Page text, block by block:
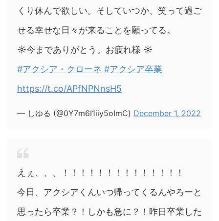
くり休んで欲しい。そしていつか、笑って過ご
せる幸せな日々が来ることを願ってる。
☼今までありがとう。お疲れ様 ☼
#アクシア・クローネ #アクシア卒業
https://t.co/APfNPNnsH5
— しゆる (@0Y7m6I1iiy5oImC) December 1, 2022
えぇ、、、！！！！！！！！！！！！！！
今日、アクシアくんいつ帰ってくるんやろーと
思ったら卒業？！しかも急に？！昨日卒業した